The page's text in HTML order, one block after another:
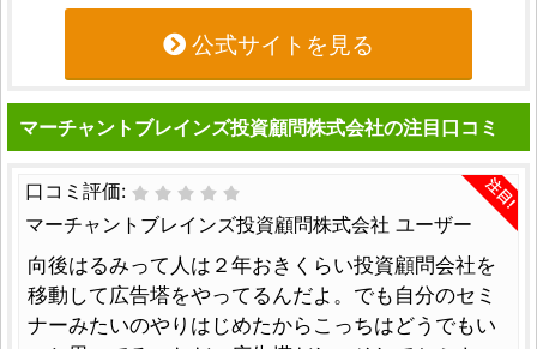
公式サイトを見る
マーチャントブレインズ投資顧問株式会社の注目口コミ
注目!
口コミ評価:
マーチャントブレインズ投資顧問株式会社 ユーザー
向後はるみって人は２年おきくらい投資顧問会社を
移動して広告塔をやってるんだよ。でも自分のセミ
ナーみたいのやりはじめたからこっちはどうでもい